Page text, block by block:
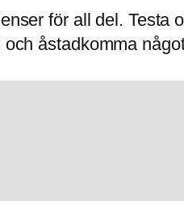
för all del. Testa
åstadkomma